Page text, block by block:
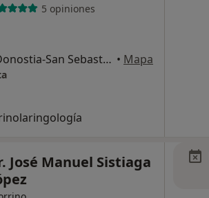
5 opiniones
URBIETA, 58 BAJO, Donostia-San Sebastian • Mapa
José Manuel Sistiaga